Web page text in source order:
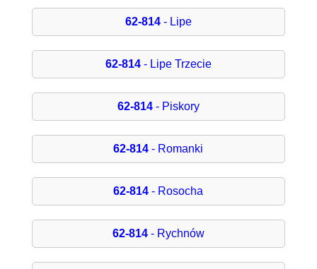
62-814- Lipe
62-814- Lipe Trzecie
62-814- Piskory
62-814 - Romanki
62-814 - Rosocha
62-814- Rychnów